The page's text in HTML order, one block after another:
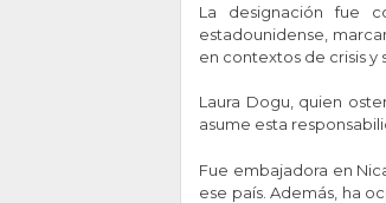
La designación fue
estadounidense,
en contextos de crisis y
Laura Dogu, quien
asume esta
Fue embajadora en
ese país. Además, ha